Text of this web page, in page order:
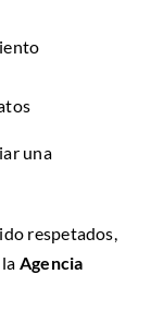
una
respetados,
Agencia